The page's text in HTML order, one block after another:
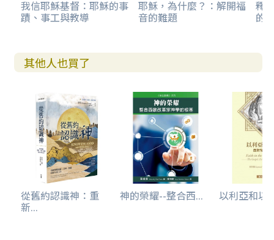
我信耶穌基督：耶穌的事
蹟、事工與教導
耶穌，為什麼？：解開福
音的難題
釋
的
其他人也買了
從舊約認識神：重
新...
神的榮耀--整合西... 以利亞和以